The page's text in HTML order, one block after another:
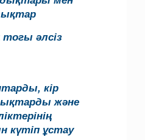
тогы әлсіз
кір
және
күтіп ұстау